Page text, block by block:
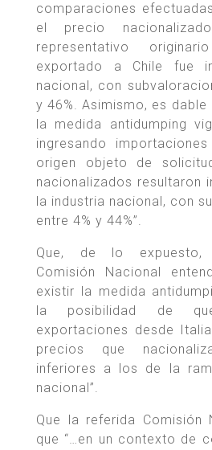
comparaciones
el precio
representativo
exportado a Chile fue
nacional, con
y 46%. Asimismo, es
la medida antidumping
ingresando
origen objeto de
nacionalizados resultaron
la industria nacional, con
entre 4% y 44%”.
Que, de lo expuesto,
Comisión Nacional
existir la medida
la posibilidad de
exportaciones desde
precios que
inferiores a los de la
nacional”.
Que la referida Comisión
que “…en un contexto de